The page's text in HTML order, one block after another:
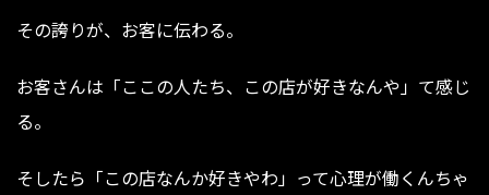
その誇りが、お客に伝わる。
お客さんは「ここの人たち、この店が好きなんや」て感じ
る。
そしたら「この店なんか好きやわ」って心理が働くんちゃ